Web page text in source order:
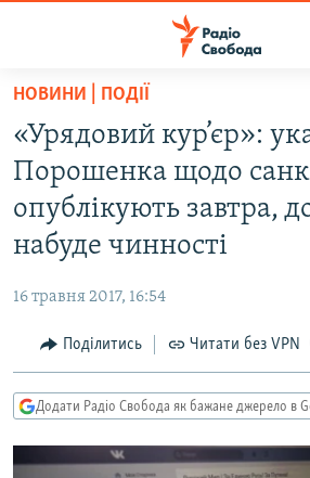
Перейти
основного
матеріалу
Перейти
до
основної
Перейти
пошуку
РАДІО СВОБОДА – 70 РОКІВ
ВСЕ ЗА ДОБУ
СТАТТІ
ПОЛІТИКА
СУСПІЛЬСТВО
КУЛЬТУРА
СПОРТ
СВІТ
ВІЙНА
ДОНБАС.РЕАЛІЇ
КРИМ.РЕАЛІЇ
ТИ ЯК?
КИТАЙ.ВИКЛИКИ
НОВИНИ | ПОДІЇ
«Урядовий кур’єр»:
Порошенка щодо
опублікують завтра,
набуде чинності
16 травня 2017, 16:54
Поділитись Читати без VPN
Додати Радіо Свобода як бажане джерело в